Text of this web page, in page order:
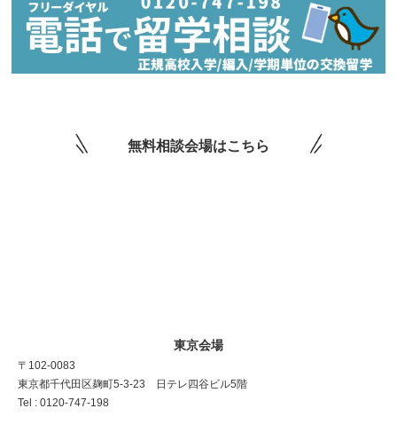
無料相談会場はこちら
東京会場
〒102-0083
東京都千代田区麹町5-3-23 日テレ四谷ビル5階
Tel : 0120-747-198